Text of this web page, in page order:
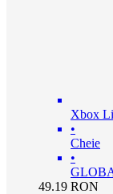
Xbox
•
Cheie
•
49.19 RON